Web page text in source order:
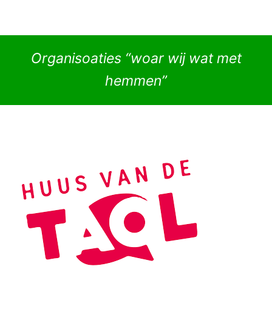
Organisoaties “woar wij wat met
hemmen”